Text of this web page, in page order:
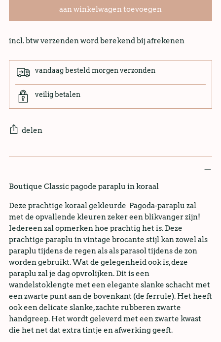
aan winkelwagen toevoegen
incl. btw verzenden word berekend bij afrekenen
vandaag besteld morgen verzonden
veilig betalen
delen
Boutique Classic pagode paraplu in koraal
Deze prachtige koraal gekleurde Pagoda-paraplu zal
met de opvallende kleuren zeker een blikvanger zijn!
Iedereen zal opmerken hoe prachtig het is. Deze
prachtige paraplu in vintage brocante stijl kan zowel als
paraplu tijdens de regen als als parasol tijdens de zon
worden gebruikt. Wat de gelegenheid ook is, deze
paraplu zal je dag opvrolijken. Dit is een
wandelstoklengte met een elegante slanke schacht met
een zwarte punt aan de bovenkant (de ferrule). Het heeft
ook een delicate slanke, zachte rubberen zwarte
handgreep. Het wordt geleverd met een zwarte kwast
die het net dat extra tintje en afwerking geeft.